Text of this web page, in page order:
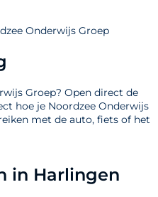
Onderwijs Groep
Groep? Open direct de
hoe je Noordzee Onderwijs
met de auto, fiets of het
in Harlingen